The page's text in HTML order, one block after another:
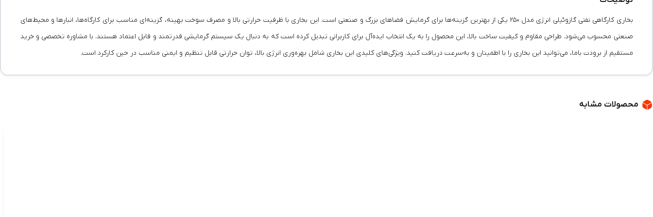
بخاری کارگاهی نفتی گازوئیلی انرژی مدل ۲۵۰ یکی از بهترین گزینه‌ها برای گرمایش فضاهای بزرگ و صنعتی است. این بخاری با ظرفیت حرارتی بالا و مصرف سوخت بهینه، گزینه‌ای مناسب برای کارگاه‌ها، انبارها و محیط‌های
صنعتی محسوب می‌شود. طراحی مقاوم و کیفیت ساخت بالا، این محصول را به یک انتخاب ایده‌آل برای کاربرانی تبدیل کرده است که به دنبال یک سیستم گرمایشی قدرتمند و قابل اعتماد هستند. با مشاوره تخصصی و خرید
مستقیم از برودت باما، می‌توانید این بخاری را با اطمینان و به‌سرعت دریافت کنید. ویژگی‌های کلیدی این بخاری شامل بهره‌وری انرژی بالا، توان حرارتی قابل تنظیم و ایمنی مناسب در حین کارکرد است.
محصولات مشابه